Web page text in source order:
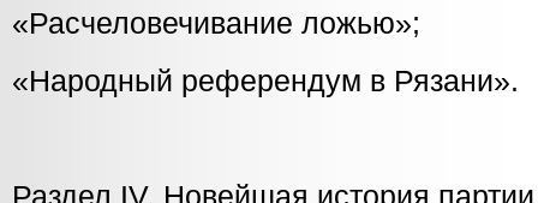
«Расчеловечивание ложью»;
«Народный референдум в Рязани».
Раздел IV. Новейшая история партии